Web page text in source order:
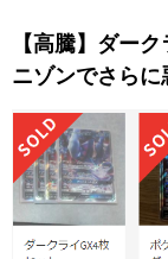
【高騰】ダー
ニゾンでさらに